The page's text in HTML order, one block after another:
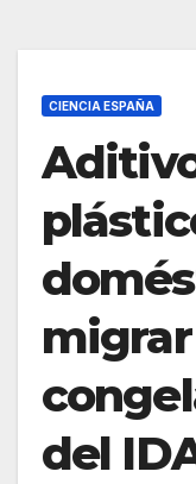
CIENCIA ESPAÑA
del